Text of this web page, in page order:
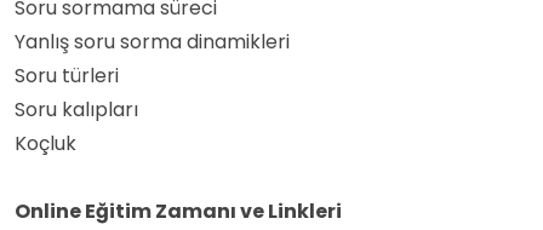
Soru sormama süreci
Yanlış soru sorma dinamikleri
Soru türleri
Soru kalıpları
Koçluk
Online Eğitim Zamanı ve Linkleri